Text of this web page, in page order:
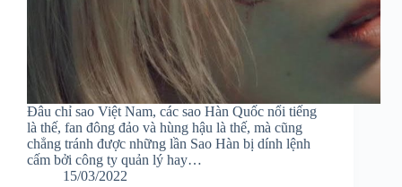
Đâu chỉ sao Việt Nam, các sao Hàn Quốc nổi tiếng
là thế, fan đông đảo và hùng hậu là thế, mà cũng
chẳng tránh được những lần Sao Hàn bị dính lệnh
cấm bởi công ty quản lý hay…
15/03/2022